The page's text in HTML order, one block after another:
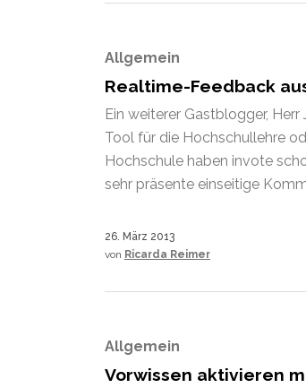
Allgemein
Realtime-Feedback
Ein weiterer Gastblogger,
Tool für die Hochschullehre
Hochschule haben invote
sehr präsente einseitige
26. März 2013
von Ricarda Reimer
Allgemein
Vorwissen aktivieren